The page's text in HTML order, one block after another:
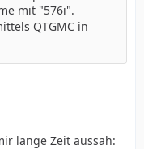
mit "576i".
QTGMC in
lange Zeit aussah: